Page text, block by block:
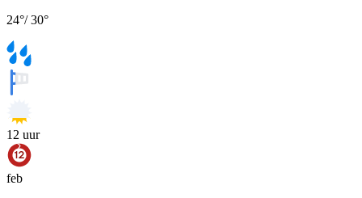
24°/30°
12 uur
feb